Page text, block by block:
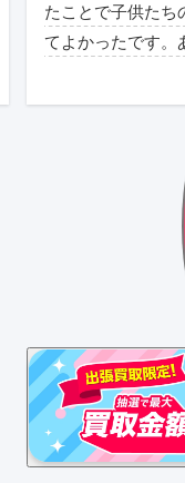
たことで子供たち
てよかったです。